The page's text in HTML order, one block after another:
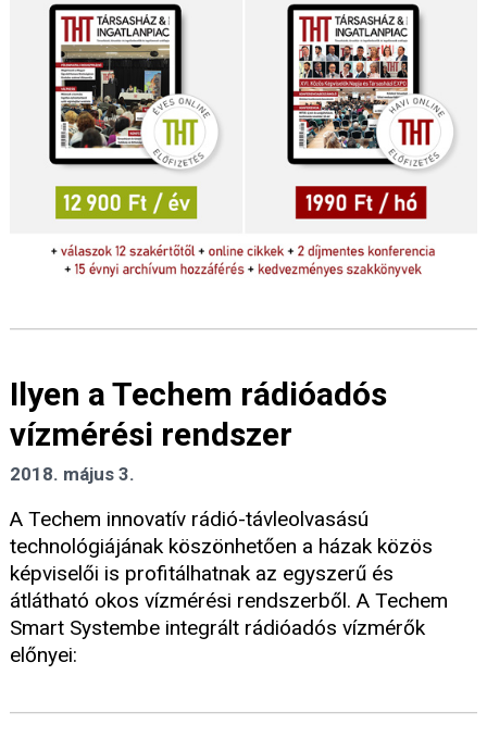
Ilyen a Techem rádióadós
vízmérési rendszer
2018. május 3.
A Techem innovatív rádió-távleolvasású
technológiájának köszönhetően a házak közös
képviselői is profitálhatnak az egyszerű és
átlátható okos vízmérési rendszerből. A Techem
Smart Systembe integrált rádióadós vízmérők
előnyei: